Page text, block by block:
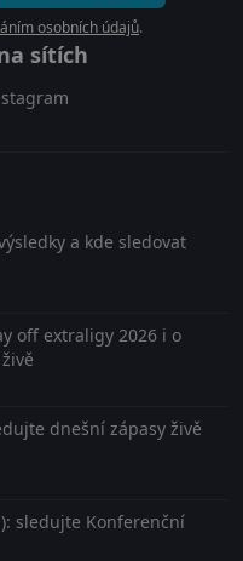
osobních údajů.
sítích
a kde sledovat
off extraligy 2026 i o
dnešní zápasy živě
sledujte Konferenční